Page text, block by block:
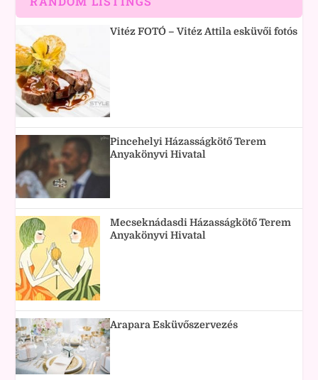
Vitéz FOTÓ – Vitéz Attila esküvői fotós
Pincehelyi Házasságkötő Terem
Anyakönyvi Hivatal
Mecseknádasdi Házasságkötő Terem
Anyakönyvi Hivatal
Arapara Esküvőszervezés